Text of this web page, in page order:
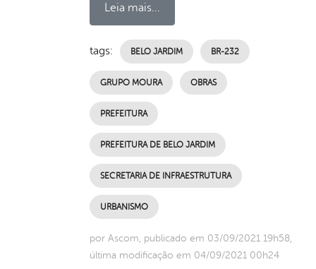
Leia mais...
tags: BELO JARDIM BR-232
GRUPO MOURA OBRAS
PREFEITURA
PREFEITURA DE BELO JARDIM
SECRETARIA DE INFRAESTRUTURA
URBANISMO
por Ascom, publicado em 03/09/2021 19h58,
última modificação em 04/09/2021 00h24